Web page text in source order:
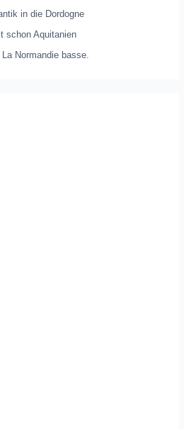
in die Dordogne
schon Aquitanien
Normandie basse.